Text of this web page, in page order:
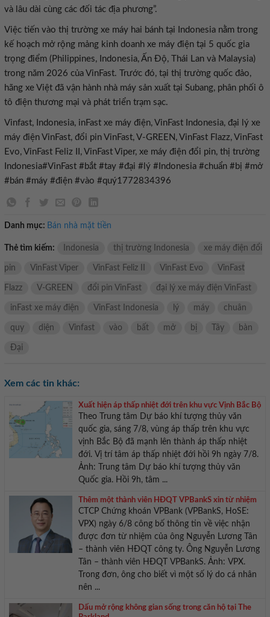
và lâu dài cùng các đối tác địa phương”.
Việc tiến vào thị trường xe máy hai bánh tại Indonesia nằm trong
kế hoạch mở rộng mảng kinh doanh xe máy điện tại 5 quốc gia
trọng điểm (Philippines, Indonesia, Ấn Độ, Thái Lan và Malaysia)
trong năm 2026 của VinFast. Trước đó, tại thị trường quốc đảo,
hãng xe Việt đã vận hành nhà máy sản xuất tại Subang, phân phối ô
tô điện thương mại và phát triển trạm sạc.
Vinfast, Indonesia, inFast xe máy điện, VinFast Indonesia, đại lý xe
máy điện VinFast, đổi pin VinFast, V-GREEN, VinFast Flazz, VinFast
Evo, VinFast Feliz II, VinFast Viper, xe máy điện đổi pin, thị trường
Indonesia#VinFast #bắt #tay #đại #lý #Indonesia #chuẩn #bị #mở
#bán #máy #điện #vào #quý1772834396
Danh mục: Bán nhà mặt tiền
Thẻ tìm kiếm: Indonesia thị trường Indonesia xe máy điện đổi
pin VinFast Viper VinFast Feliz II VinFast Evo VinFast
Flazz V-GREEN đổi pin VinFast đại lý xe máy điện VinFast
inFast xe máy điện VinFast Indonesia lý máy chuân
quy diện Vinfast vào bất mở bị Tây bàn
Đại
Xem các tin khác:
Xuất hiện áp thấp nhiệt đới trên khu vực Vịnh Bắc Bộ
Theo Trung tâm Dự báo khí tượng thủy văn
quốc gia, sáng 7/8, vùng áp thấp trên khu vực
vịnh Bắc Bộ đã mạnh lên thành áp thấp nhiệt
đới. Vị trí tâm áp thấp nhiệt đới hồi 9h ngày 7/8.
Ảnh: Trung tâm Dự báo khí tượng thủy văn
Quốc gia. Hồi 9h, tâm ...
Thêm một thành viên HĐQT VPBankS xin từ nhiệm
CTCP Chứng khoán VPBank (VPBankS, HoSE:
VPX) ngày 6/8 công bố thông tin về việc nhận
được đơn từ nhiệm của ông Nguyễn Lương Tân
– thành viên HĐQT công ty. Ông Nguyễn Lương
Tân – thành viên HĐQT VPBankS. Ảnh: VPX.
Trong đơn, ông cho biết vì một số lý do cá nhân
nên ...
Dấu mở rộng không gian sống trong căn hộ tại The